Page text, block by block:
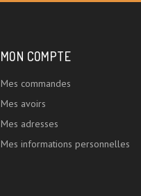
MON COMPTE
Mes commandes
Mes avoirs
Mes adresses
Mes informations personnelles